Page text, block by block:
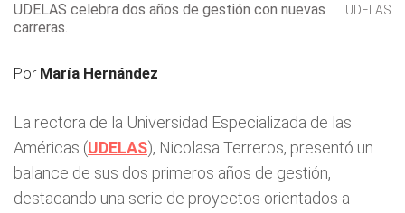
UDELAS celebra dos años de gestión con nuevas
carreras.
UDELAS
Por María Hernández
La rectora de la Universidad Especializada de las
Américas (UDELAS), Nicolasa Terreros, presentó un
balance de sus dos primeros años de gestión,
destacando una serie de proyectos orientados a